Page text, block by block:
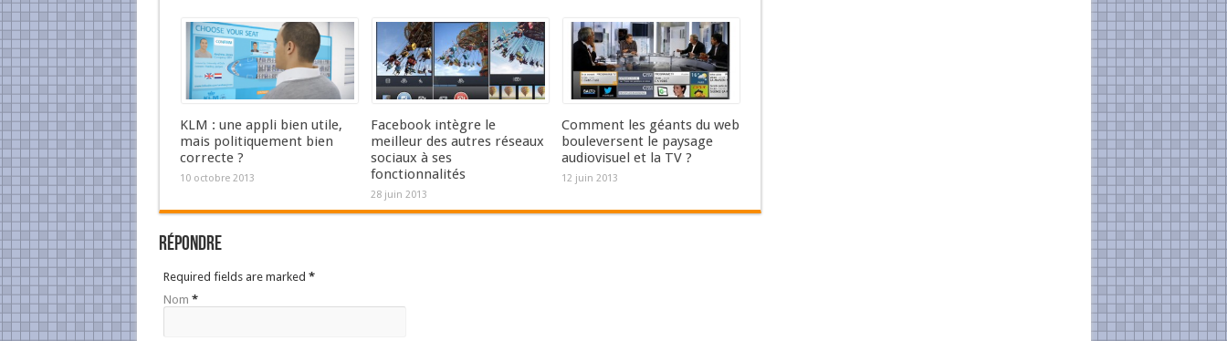
KLM : une appli bien utile,
mais politiquement bien
correcte ?
10 octobre 2013
Facebook intègre le
meilleur des autres réseaux
sociaux à ses
fonctionnalités
28 juin 2013
Comment les géants du web
bouleversent le paysage
audiovisuel et la TV ?
12 juin 2013
Répondre
Required fields are marked *
Nom *